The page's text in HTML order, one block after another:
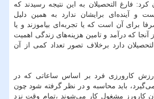
فارغ التحصیلان به این نتیجه رسیدند كه
و آینده‌ای برایشان ندارد به همین دلیل
برای آن است كه یا تجربه‌ای بیاموزند و یا
آنجا كه درآمد و تامین هزینه‌های زندگی اهمیت
دارد برخلاف تصور تعداد كمی از آن
ارزش كارورزی فرد بر اساس ساعاتی كه در
می‌گیرد، باید محاسبه و در نظر گرفته شود چون
كارورز مشغول كار می‌شوند ،تمام وقت نزد